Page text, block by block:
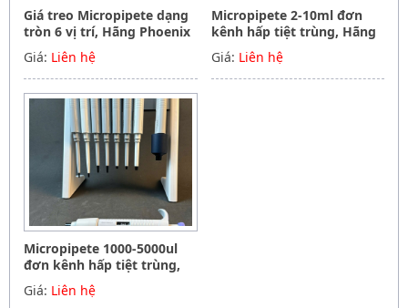
Giá treo Micropipete dạng
tròn 6 vị trí, Hãng Phoenix
instrument Germany
Giá: Liên hệ
Micropipete 2-10ml đơn
kênh hấp tiệt trùng, Hãng
Phoenix instrument
Germany
Giá: Liên hệ
Micropipete 1000-5000ul
đơn kênh hấp tiệt trùng,
Hãng Phoenix instrument
Germany
Giá: Liên hệ